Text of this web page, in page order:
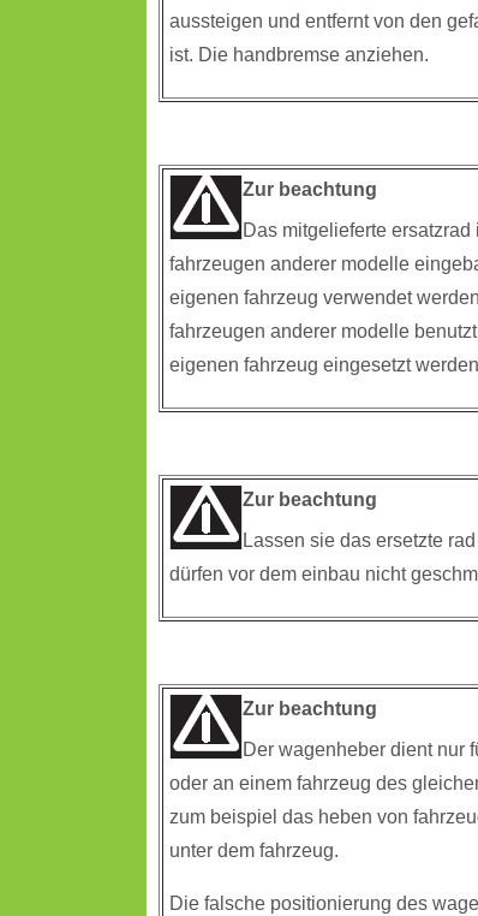
aussteigen und entfernt von den
ist. Die handbremse anziehen.
Zur beachtung
Das mitgelieferte
fahrzeugen anderer modelle
eigenen fahrzeug verwendet
fahrzeugen anderer modelle
eigenen fahrzeug eingesetzt
Zur beachtung
Lassen sie das ersetzte
dürfen vor dem einbau nicht
Zur beachtung
Der wagenheber dient nur
oder an einem fahrzeug des
zum beispiel das heben von
unter dem fahrzeug.
Die falsche positionierung des